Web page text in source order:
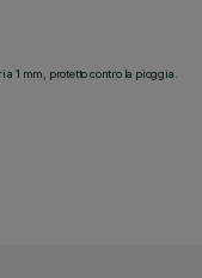
1 mm, protetto contro la pioggia.